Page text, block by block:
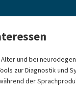
und bei
zur Diagnostik und
der